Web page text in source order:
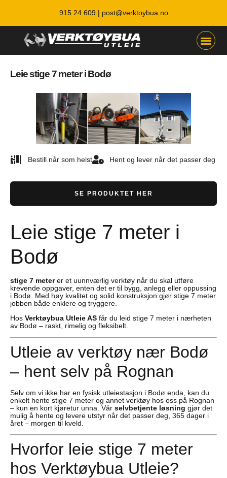
915 24 609 | post@verktoybua.no
Leie stige 7 meter i Bodø
Bestill når som helst Hent og lever når det passer deg
SE PRODUKTET HER
Leie stige 7 meter i
Bodø
stige 7 meterer et uunnværlig verktøy når du skal utføre
krevende oppgaver, enten det er til bygg, anlegg eller oppussing
i Bodø. Med høy kvalitet og solid konstruksjon gjør stige 7 meter
jobben både enklere og tryggere.
Hos Verktøybua Utleie AS får du leid stige 7 meter i nærheten
av Bodø – raskt, rimelig og fleksibelt.
Utleie av verktøy nær Bodø
– hent selv på Rognan
Selv om vi ikke har en fysisk utleiestasjon i Bodø enda, kan du
enkelt hente stige 7 meter og annet verktøy hos oss på Rognan
– kun en kort kjøretur unna. Vår selvbetjente løsning gjør det
mulig å hente og levere utstyr når det passer deg, 365 dager i
året – morgen til kveld.
Hvorfor leie stige 7 meter
hos Verktøybua Utleie?